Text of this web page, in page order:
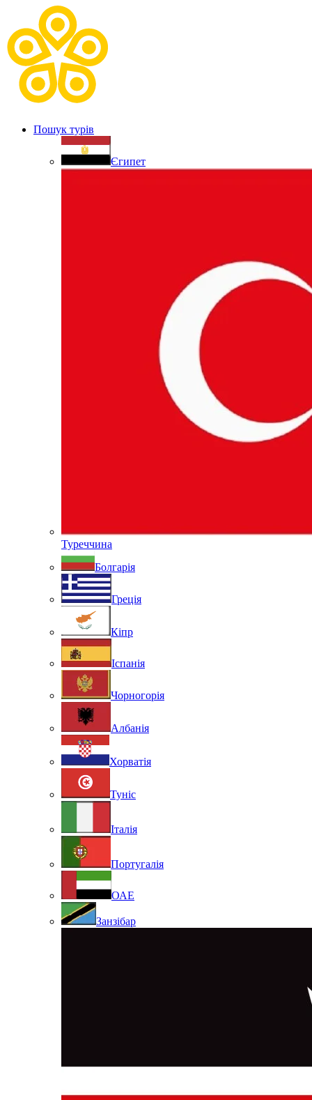
Пошук турів
Єгипет
Туреччина
Болгарія
Греція
Кіпр
Іспанія
Чорногорія
Албанія
Хорватія
Туніс
Італія
Португалія
ОАЕ
Занзібар